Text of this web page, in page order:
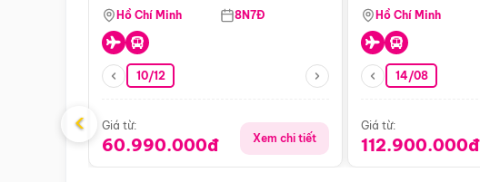
Pamukkale
Hồ Chí Minh 8N7Đ
10/12
Giá từ:
60.990.000đ Xem chi tiết
Thiên Nhiên Mỹ
Hồ Chí Minh
14/08
Giá từ:
112.900.000đ
‹